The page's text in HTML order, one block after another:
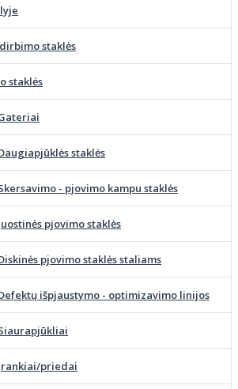
staklės
staklės
staklės
- pjovimo kampu staklės
pjovimo staklės
pjovimo staklės staliams
išpjaustymo - optimizavimo linijos
priedai